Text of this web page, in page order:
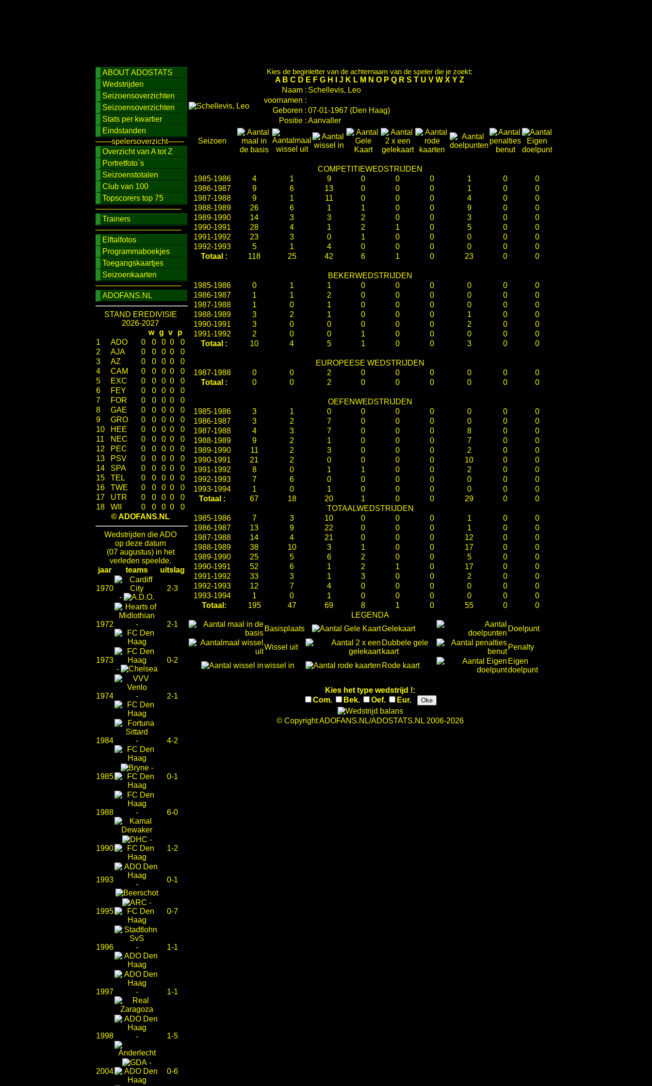
ABOUT ADOSTATS
Wedstrijden
Seizoensoverzichten
Seizoensoverzichten
Stats per kwartier
Eindstanden
───spelersoverzicht───
Overzicht van A tot Z
Portretfoto`s
Seizoenstotalen
Club van 100
Topscorers top 75
────────────────
Trainers
────────────────
Elftalfotos
Programmaboekjes
Toegangskaartjes
Seizoenkaarten
────────────────
ADOFANS.NL
STAND EREDIVISIE
2026-2027
w g v
p
1
ADO 0 0 0 0
0
2
AJA 0 0 0 0
0
3
AZ 0 0 0 0
0
4
CAM 0 0 0 0
0
5
EXC 0 0 0 0
0
6
FEY 0 0 0 0
0
7
FOR 0 0 0 0
0
8
GAE 0 0 0 0
0
9
GRO 0 0 0 0
0
10
HEE 0 0 0 0
0
11
NEC 0 0 0 0
0
12
PEC 0 0 0 0
0
13
PSV 0 0 0 0
0
14
SPA 0 0 0 0
0
15
TEL 0 0 0 0
0
16
TWE 0 0 0 0
0
17
UTR 0 0 0 0
0
18
WII 0 0 0 0
0
© ADOFANS.NL
Wedstrijden die ADO
op deze datum
(07 augustus) in het
verleden speelde.
jaar
teams uitslag
1970
-
2-3
1972 - 2-1
1973
-
0-2
1974 - 2-1
1984 - 4-2
1985
-
0-1
1988 - 6-0
1990
-
1-2
1993
-
0-1
1995
-
0-7
1996 - 1-1
1997 - 1-1
1998 - 1-5
2004
-
0-6
Kies de beginletter van de achternaam van de speler die je zoekt:
A B C D E F G H J K L M N O P Q R S T U V W X Y Z
Naam : Schellevis, Leo
voornamen :
Geboren : 07-01-1967 (Den Haag)
Positie : Aanvaller
Seizoen
COMPETITIEWEDSTRIJDEN
1985-1986
4 1 9 0 0 0 1 0
0
1986-1987
9 6 13 0 0 0 1 0
0
1987-1988
9 1 11 0 0 0 4 0
0
1988-1989
26 6 1 1 0 0 9 0
0
1989-1990
14 3 3 2 0 0 3 0
0
1990-1991
28 4 1 2 1 0 5 0
0
1991-1992
23 3 0 1 0 0 0 0
0
1992-1993
5 1 4 0 0 0 0 0
0
Totaal :
118 25 42 6 1 0 23 0 0
BEKERWEDSTRIJDEN
1985-1986
0 1 1 0 0 0 0 0
0
1986-1987
1 1 2 0 0 0 0 0
0
1987-1988
1 0 1 0 0 0 0 0
0
1988-1989
3 2 1 0 0 0 1 0
0
1990-1991
3 0 0 0 0 0 2 0
0
1991-1992
2 0 0 1 0 0 0 0
0
Totaal :
10 4 5 1 0 0 3 0 0
EUROPEESE WEDSTRIJDEN
1987-1988
0 0 2 0 0 0 0 0
0
Totaal :
0 0 2 0 0 0 0 0 0
OEFENWEDSTRIJDEN
1985-1986
3 1 0 0 0 0 0 0
0
1986-1987
3 2 7 0 0 0 0 0
0
1987-1988
4 3 7 0 0 0 8 0
0
1988-1989
9 2 1 0 0 0 7 0
0
1989-1990
11 2 3 0 0 0 2 0
0
1990-1991
21 2 0 0 0 0 10 0
0
1991-1992
8 0 1 1 0 0 2 0
0
1992-1993
7 6 0 0 0 0 0 0
0
1993-1994
1 0 1 0 0 0 0 0
0
Totaal :
67 18 20 1 0 0 29 0
0
TOTAALWEDSTRIJDEN
1985-1986
7 3 10 0 0 0 1 0
0
1986-1987
13 9 22 0 0 0 1 0
0
1987-1988
14 4 21 0 0 0 12 0
0
1988-1989
38 10 3 1 0 0 17 0
0
1989-1990
25 5 6 2 0 0 5 0
0
1990-1991
52 6 1 2 1 0 17 0
0
1991-1992
33 3 1 3 0 0 2 0
0
1992-1993
12 7 4 0 0 0 0 0
0
1993-1994
1 0 1 0 0 0 0 0
0
Totaal:
195 47 69 8 1 0 55 0
0
LEGENDA
Basisplaats
Gelekaart Doelpunt
Wissel uit
Dubbele gele
kaart
Penalty
wissel in Rode kaart
Eigen
doelpunt
Kies het type wedstrijd !:
Com.
Bek. Oef. Eur. Oke
© Copyright ADOFANS.NL/ADOSTATS.NL 2006-2026